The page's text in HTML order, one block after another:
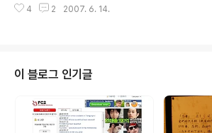
보는 것도 전에 비해서 쉽지 않게 되었다. 물론 표면적으로
변은 넓게 일본 전체로 퍼지고 있다는 느낌이 든다. 이부분
에 대해서는 당그니의 일본표류기로 유명한 당그니님이 자
세히 적어 주셔서 " 일본 속 한류? 진짜 있기는 있는 거야?
"을 읽으면 더 쉽게 이해가 되지 않을까 싶다. Megane ic
hiba...Bae yong joon 오전의 아침 뉴스 프로그램 시간
4 2 2007. 6. 14.
이 블로그 인기글